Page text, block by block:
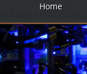
Home